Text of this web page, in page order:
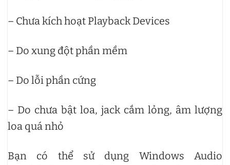
– Chưa kích hoạt Playback Devices
– Do xung đột phần mềm
– Do lỗi phần cứng
– Do chưa bật loa, jack cắm lỏng, âm lượng
loa quá nhỏ
Bạn có thể sử dụng Windows Audio